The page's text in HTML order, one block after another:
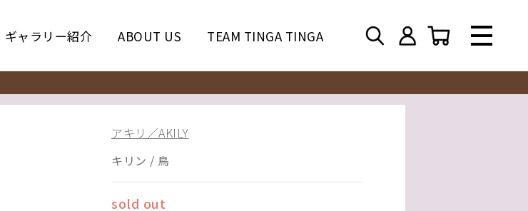
ギャラリー紹介 ABOUT US TEAM TINGA TINGA
アキリ／AKILY
キリン / 鳥
sold out